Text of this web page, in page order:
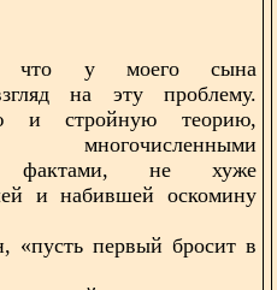
что у моего сына
на эту проблему.
и стройную теорию,
многочисленными
и фактами, не хуже
и набившей оскомину
«пусть первый бросит в